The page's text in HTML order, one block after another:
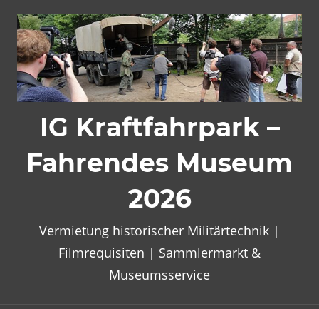
Inhalt
springen
IG Kraftfahrpark –
Fahrendes Museum
2026
Vermietung historischer Militärtechnik |
Filmrequisiten | Sammlermarkt &
Museumsservice